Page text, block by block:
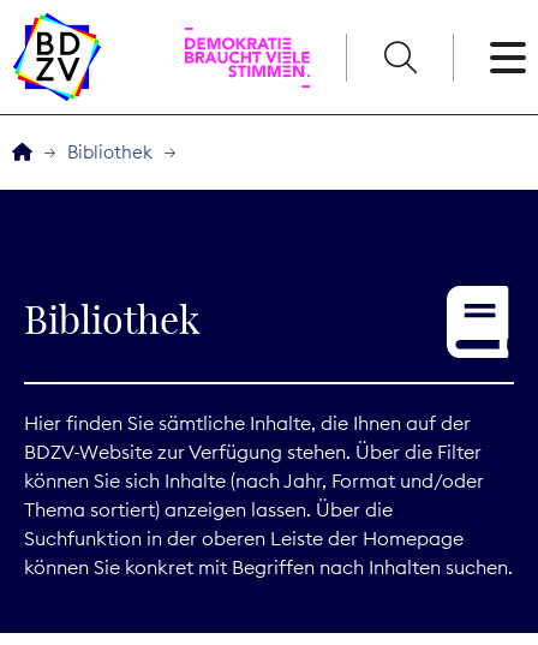
Service
Digitales
Kommunikation
Marktdaten
Bibliothek
Bibliothek
Hier finden Sie sämtliche Inhalte, die Ihnen auf der
BDZV-Website zur Verfügung stehen. Über die Filter
können Sie sich Inhalte (nach Jahr, Format und/oder
Thema sortiert) anzeigen lassen. Über die
Suchfunktion in der oberen Leiste der Homepage
können Sie konkret mit Begriffen nach Inhalten suchen.